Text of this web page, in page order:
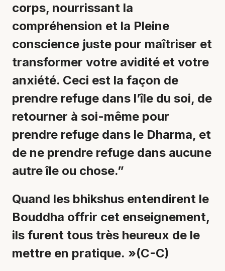
corps, nourrissant la
compréhension et la Pleine
conscience juste pour maîtriser et
transformer votre avidité et votre
anxiété. Ceci est la façon de
prendre refuge dans l’île du soi, de
retourner à soi-même pour
prendre refuge dans le Dharma, et
de ne prendre refuge dans aucune
autre île ou chose.”
Quand les bhikshus entendirent le
Bouddha offrir cet enseignement,
ils furent tous très heureux de le
mettre en pratique. »(C-C)